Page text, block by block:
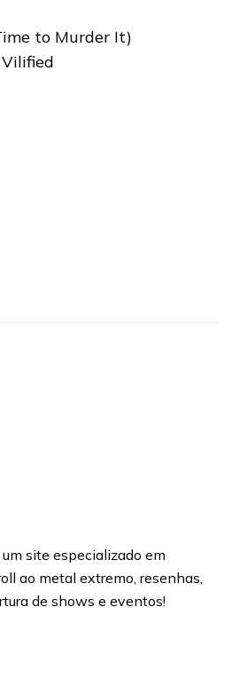
to Murder It)
site especializado em
ao metal extremo, resenhas,
de shows e eventos!